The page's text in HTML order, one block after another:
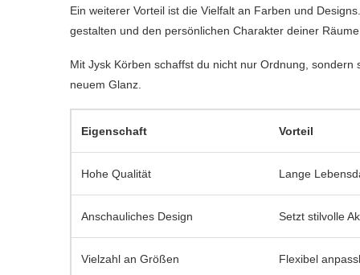
Ein weiterer Vorteil ist die Vielfalt an Farben und
gestalten und den persönlichen Charakter deiner
Mit Jysk Körben schaffst du nicht nur Ordnung,
neuem Glanz.
Eigenschaft Vorteil
Hohe Qualität Lange
Anschauliches Design Setzt stilvolle
Vielzahl an Größen Flexibel